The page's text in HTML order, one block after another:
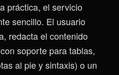
práctica, el servicio
sencillo. El usuario
redacta el contenido
soporte para tablas,
al pie y sintaxis) o un